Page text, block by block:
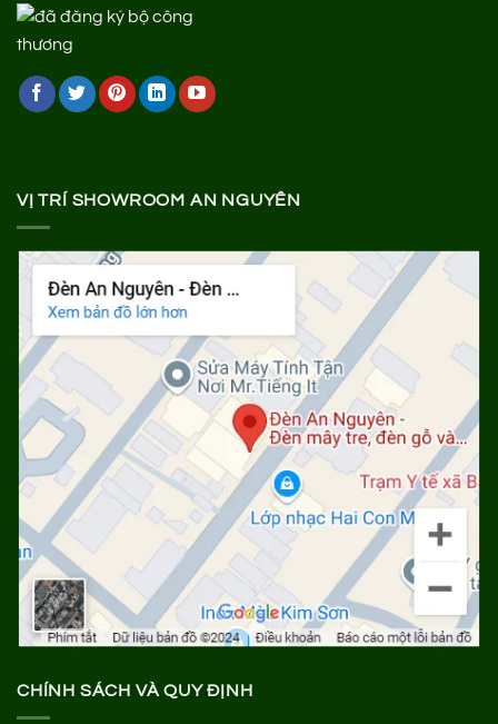
VỊ TRÍ SHOWROOM AN NGUYÊN
CHÍNH SÁCH VÀ QUY ĐỊNH